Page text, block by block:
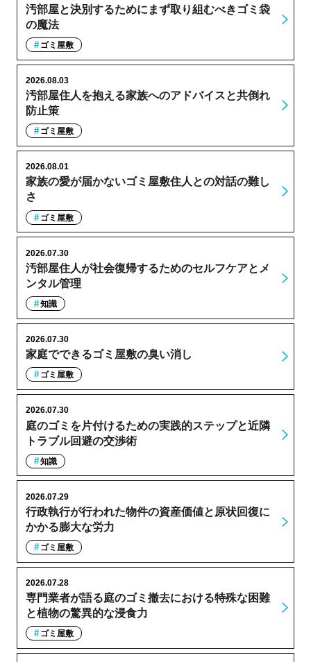
汚部屋と決別するためにまず取り組むべきゴミ袋
の魔法
ゴミ屋敷
汚部屋住人を抱える家族へのアドバイスと共倒れ
防止策
2026.08.03
ゴミ屋敷
家族の愛が届かないゴミ屋敷住人との対話の難し
さ
2026.08.01
ゴミ屋敷
汚部屋住人が社会復帰するためのセルフケアとメ
ンタル管理
2026.07.30
知識
家庭でできるゴミ屋敷の臭い消し
2026.07.30
ゴミ屋敷
庭のゴミを片付けるための実践的ステップと近隣
トラブル回避の交渉術
2026.07.30
知識
行政執行が行われた物件の資産価値と原状回復に
かかる膨大な労力
2026.07.29
ゴミ屋敷
専門業者が語る庭のゴミ撤去における特殊な困難
と植物の驚異的な浸食力
2026.07.28
ゴミ屋敷